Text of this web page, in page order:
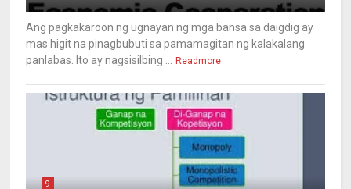
Ang pagkakaroon ng ugnayan ng mga bansa sa daigdig ay
mas higit na pinagbubuti sa pamamagitan ng kalakalang
panlabas. Ito ay nagsisilbing ...
Readmore
9